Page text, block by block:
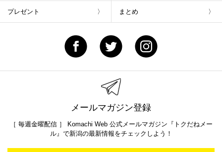
プレゼント まとめ
メールマガジン登録
［ 毎週金曜配信 ］ Komachi Web 公式メールマガジン『トクだねメー
ル』で新潟の最新情報をチェックしよう！